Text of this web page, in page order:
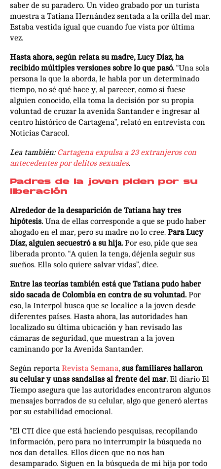
saber de su paradero. Un video grabado por un turista
muestra a Tatiana Hernández sentada a la orilla del mar.
Estaba vestida igual que cuando fue vista por última
vez.
Hasta ahora, según relata su madre, Lucy Díaz, ha
recibido múltiples versiones sobre lo que pasó. “Una sola
persona la que la aborda, le habla por un determinado
tiempo, no sé qué hace y, al parecer, como si fuese
alguien conocido, ella toma la decisión por su propia
voluntad de cruzar la avenida Santander e ingresar al
centro histórico de Cartagena”, relató en entrevista con
Noticias Caracol.
Lea también:Cartagena expulsa a 23 extranjeros con
antecedentes por delitos sexuales.
Padres de la joven piden por su
liberación
Alrededor de la desaparición de Tatiana hay tres
hipótesis. Una de ellas corresponde a que se pudo haber
ahogado en el mar, pero su madre no lo cree. Para Lucy
Díaz, alguien secuestró a su hija. Por eso, pide que sea
liberada pronto. “A quien la tenga, déjenla seguir sus
sueños. Ella solo quiere salvar vidas”, dice.
Entre las teorías también está que Tatiana pudo haber
sido sacada de Colombia en contra de su voluntad. Por
eso, la Interpol busca que se localice a la joven desde
diferentes países. Hasta ahora, las autoridades han
localizado su última ubicación y han revisado las
cámaras de seguridad, que muestran a la joven
caminando por la Avenida Santander.
Según reporta Revista Semana, sus familiares hallaron
su celular y unas sandalias al frente del mar. El diario El
Tiempo asegura que las autoridades encontraron algunos
mensajes borrados de su celular, algo que generó alertas
por su estabilidad emocional.
“El CTI dice que está haciendo pesquisas, recopilando
información, pero para no interrumpir la búsqueda no
nos dan detalles. Ellos dicen que no nos han
desamparado. Siguen en la búsqueda de mi hija por todo